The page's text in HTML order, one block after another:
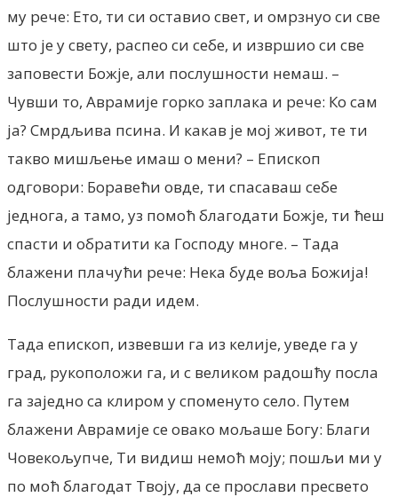
му рече: Ето, ти си оставио свет, и омрзнуо си све
што је у свету, распео си себе, и извршио си све
заповести Божје, али послушности немаш. –
Чувши то, Аврамије горко заплака и рече: Ко сам
ја? Смрдљива псина. И какав је мој живот, те ти
такво мишљење имаш о мени? – Епископ
одговори: Боравећи овде, ти спасаваш себе
једнога, а тамо, уз помоћ благодати Божје, ти ћеш
спасти и обратити ка Господу многе. – Тада
блажени плачући рече: Нека буде воља Божија!
Послушности ради идем.
Тада епископ, извевши га из келије, уведе га у
град, рукоположи га, и с великом радошћу посла
га заједно са клиром у споменуто село. Путем
блажени Аврамије се овако мољаше Богу: Благи
Човекољупче, Ти видиш немоћ моју; пошљи ми у
по моћ благодат Твоју, да се прослави пресвето